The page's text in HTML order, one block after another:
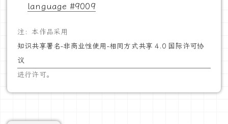
language #9009
注：本作品采用
知识共享署名-非商业性使用-相同方式共享 4.0 国际许可协
议
进行许可。